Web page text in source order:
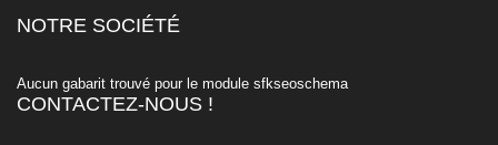
NOTRE SOCIÉTÉ
Aucun gabarit trouvé pour le module sfkseoschema
CONTACTEZ-NOUS !